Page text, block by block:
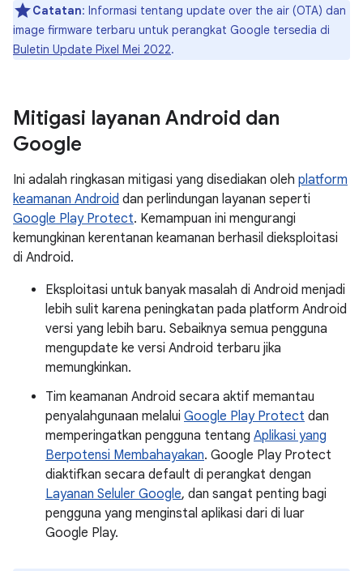
Catatan: Informasi tentang update over the air (OTA) dan
image firmware terbaru untuk perangkat Google tersedia di
Buletin Update Pixel Mei 2022.
Mitigasi layanan Android dan
Google
Ini adalah ringkasan mitigasi yang disediakan oleh platform
keamanan Android dan perlindungan layanan seperti
Google Play Protect. Kemampuan ini mengurangi
kemungkinan kerentanan keamanan berhasil dieksploitasi
di Android.
Eksploitasi untuk banyak masalah di Android menjadi
lebih sulit karena peningkatan pada platform Android
versi yang lebih baru. Sebaiknya semua pengguna
mengupdate ke versi Android terbaru jika
memungkinkan.
Tim keamanan Android secara aktif memantau
penyalahgunaan melalui Google Play Protect dan
memperingatkan pengguna tentang Aplikasi yang
Berpotensi Membahayakan. Google Play Protect
diaktifkan secara default di perangkat dengan
Layanan Seluler Google, dan sangat penting bagi
pengguna yang menginstal aplikasi dari di luar
Google Play.